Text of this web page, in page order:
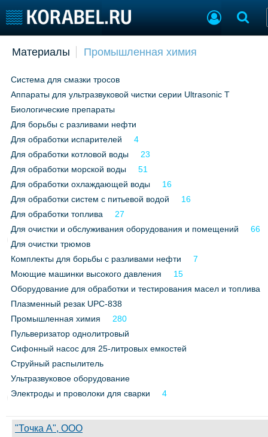
Пульс
Новости
Компании
Репутация
Работа
Крюинг
Журнал
Реклама
Доска объявлений
Продажа флота
Оборудование
Изделия
Материалы
Услуги
Конференции
Выставки и семинары
Личности
Словарь
Галерея флота
Отзывы
Все службы
Материалы Промышленная химия
Cистема для смазки тросов
Аппараты для ультразвуковой чистки серии Ultrasonic T
Биологические препараты
Для борьбы с разливами нефти
Для обработки испарителей
4
Для обработки котловой воды
23
Для обработки морской воды
51
Для обработки охлаждающей воды
16
Для обработки систем с питьевой водой
16
Для обработки топлива
27
Для очистки и обслуживания оборудования и помещений
66
Для очистки трюмов
Комплекты для борьбы с разливами нефти
7
Моющие машинки высокого давления
15
Оборудование для обработки и тестирования масел и топлива
Плазменный резак UPC-838
Промышленная химия
280
Пульверизатор однолитровый
Сифонный насос для 25-литровых емкостей
Струйный распылитель
Ультразвуковое оборудование
Электроды и проволоки для сварки
4
"Точка А", ООО